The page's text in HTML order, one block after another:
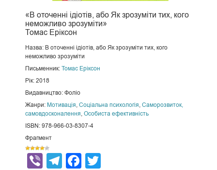
«В оточенні ідіотів, або Як зрозуміти тих, кого
неможливо зрозуміти»
Томас Еріксон
Назва: В оточенні ідіотів, або Як зрозуміти тих, кого
неможливо зрозуміти
Письменник: Томас Еріксон
Рік: 2018
Видавництво: Фоліо
Жанри: Мотивація, Соціальна психологія, Саморозвиток,
самовдосконалення, Особиста ефективність
ISBN: 978-966-03-8307-4
Фрагмент
ViberTelegram
Facebook